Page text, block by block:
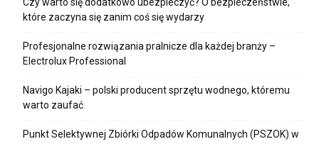
które zaczyna się zanim coś się wydarzy
Profesjonalne rozwiązania pralnicze dla każdej branży –
Electrolux Professional
Navigo Kajaki – polski producent sprzętu wodnego, któremu
warto zaufać
Punkt Selektywnej Zbiórki Odpadów Komunalnych (PSZOK) w